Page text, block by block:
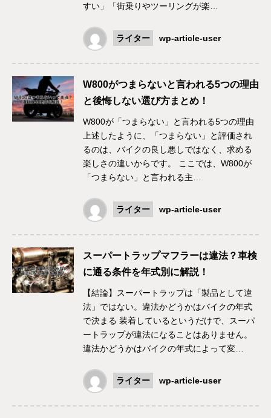
すい」「街乗りやツーリングが楽…
ライター wp-article-user
W800がつまらないと言われる5つの理由
と後悔しない選び方まとめ！
W800が「つまらない」と言われる5つの理由
上述したように、「つまらない」と評価され
るのは、バイクの良し悪しではなく、求める
楽しさの違いからです。 ここでは、W800が
「つまらない」と言われる主…
ライター wp-article-user
スーパートラップマフラーは違法？車検
に通る条件を年式別に解説！
【結論】スーパートラップは「製品として違
法」ではない。違法かどうかはバイクの年式
で決まる 装着しているというだけで、スーパ
ートラップが違法になることはありません。
違法かどうかはバイクの年式によって変…
ライター wp-article-user